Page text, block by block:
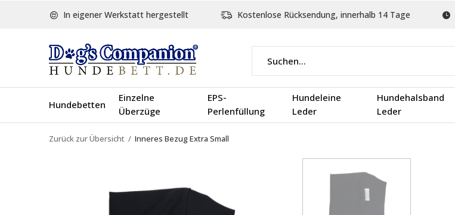
Hundebetten
Einzelne
Überzüge
EPS-
Perlenfüllung
Hundeleine
Leder
Hundehalsband
Leder
In eigener Werkstatt hergestellt Kostenlose Rücksendung, innerhalb 14 Tage
Zurück zur Übersicht Inneres Bezug Extra Small